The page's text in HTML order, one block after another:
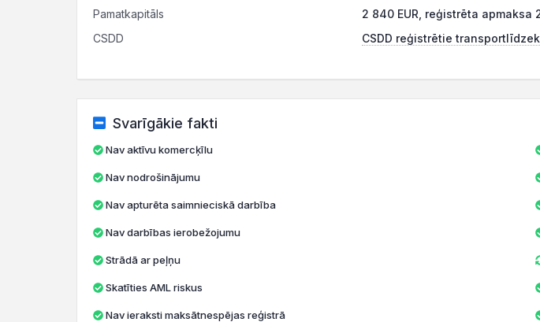
Pamatkapitāls
2 840 EUR, reģistrēta apmaksa
CSDD
CSDD reģistrētie
Svarīgākie fakti
Nav aktīvu komercķīlu
Nav nodrošinājumu
Nav apturēta saimnieciskā darbība
Nav darbības ierobežojumu
Strādā ar peļņu
Skatīties AML riskus
Nav ieraksti maksātnespējas reģistrā